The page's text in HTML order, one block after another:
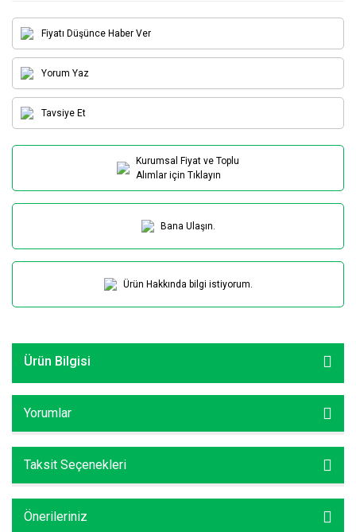
Fiyatı Düşünce Haber Ver
Yorum Yaz
Tavsiye Et
Kurumsal Fiyat ve Toplu
Alımlar için Tıklayın
Bana Ulaşın.
Ürün Hakkında bilgi istiyorum.
Ürün Bilgisi
Yorumlar
Taksit Seçenekleri
Önerileriniz